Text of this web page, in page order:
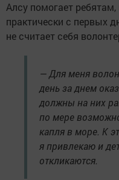
Алсу помогает
практически с первых
не считает себя
— Для меня
день за днем
должны на них
по мере
капля в море. К
я привлекаю и
откликаются.